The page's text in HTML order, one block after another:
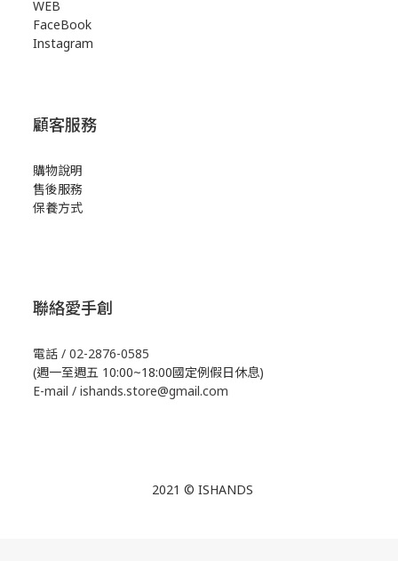
WEB
FaceBook
Instagram
顧客服務
購物說明
售後服務
保養方式
聯絡愛手創
電話 / 02-2876-0585
(週一至週五 10:00~18:00國定例假日休息)
E-mail / ishands.store@gmail.com
2021 © ISHANDS